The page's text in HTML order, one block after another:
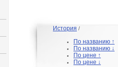
История /
По названию ↑
По названию ↓
По цене ↑
По цене ↓